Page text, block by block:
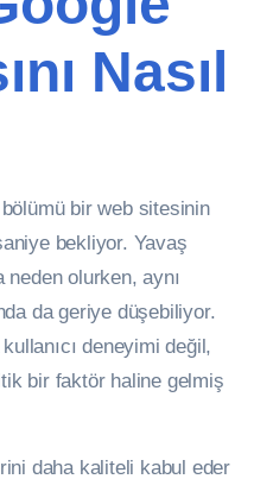
Nasıl
bölümü bir web sitesinin
bekliyor. Yavaş
olurken, aynı
da geriye düşebiliyor.
deneyimi değil,
bir faktör haline gelmiş
daha kaliteli kabul eder